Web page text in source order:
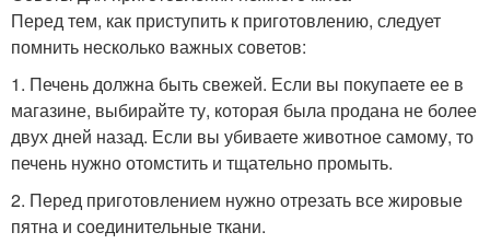
Перед тем, как приступить к приготовлению, следует
помнить несколько важных советов:
1. Печень должна быть свежей. Если вы покупаете ее в
магазине, выбирайте ту, которая была продана не более
двух дней назад. Если вы убиваете животное самому, то
печень нужно отомстить и тщательно промыть.
2. Перед приготовлением нужно отрезать все жировые
пятна и соединительные ткани.